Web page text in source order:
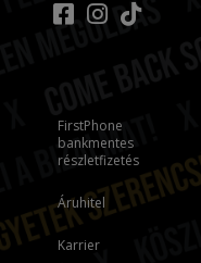
FirstPhone
bankmentes
részletfizetés
Áruhitel
Karrier